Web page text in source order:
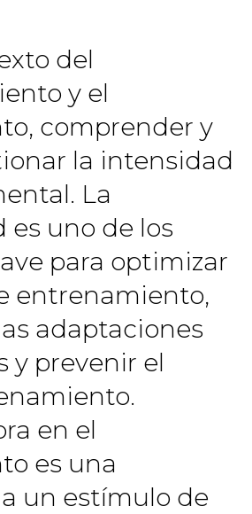
del
y el
comprender y
la intensidad
La
es uno de los
para optimizar
entrenamiento,
adaptaciones
y prevenir el
en el
es una
un estímulo de